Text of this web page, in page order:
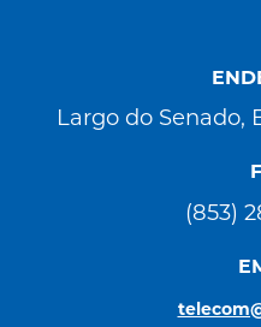
Largo do Senado,
(853)